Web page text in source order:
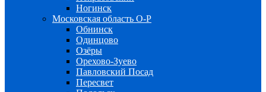
Ногинск
Московская область О-Р
Обнинск
Одинцово
Озёры
Орехово-Зуево
Павловский Посад
Пересвет